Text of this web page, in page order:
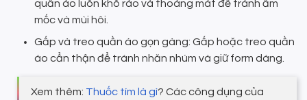
quần áo luôn khô ráo và thoáng mát để tránh ẩm
mốc và mùi hôi.
Gấp và treo quần áo gọn gàng: Gấp hoặc treo quần
áo cẩn thận để tránh nhăn nhúm và giữ form dáng.
Xem thêm: Thuốc tím là gì? Các công dụng của